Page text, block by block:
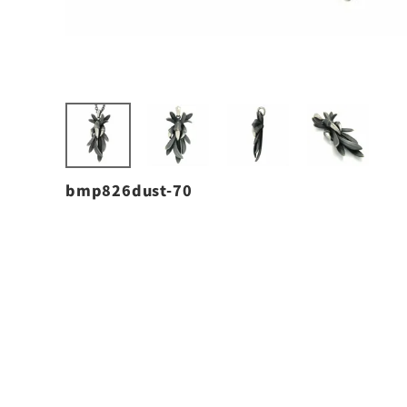
bmp826dust-70